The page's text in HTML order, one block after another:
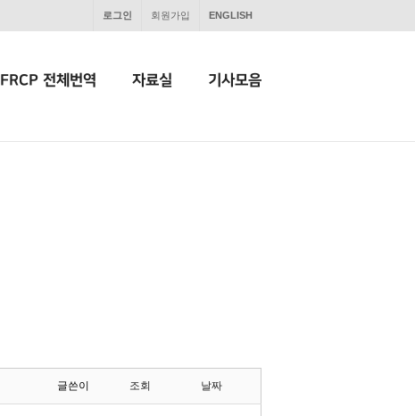
ENGLISH
회원가입
로그인
FRCP 전체번역 자료실 기사모음
글쓴이 조회 날짜